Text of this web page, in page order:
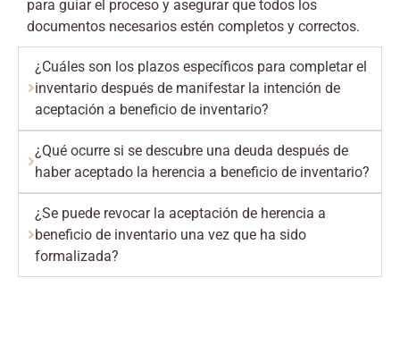
para guiar el proceso y asegurar que todos los
documentos necesarios estén completos y correctos.
¿Cuáles son los plazos específicos para completar el
inventario después de manifestar la intención de
aceptación a beneficio de inventario?
¿Qué ocurre si se descubre una deuda después de
haber aceptado la herencia a beneficio de inventario?
¿Se puede revocar la aceptación de herencia a
beneficio de inventario una vez que ha sido
formalizada?